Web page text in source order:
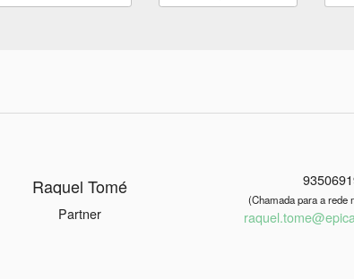
Raquel Tomé
Partner
(Chamada para a rede